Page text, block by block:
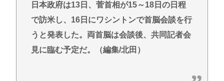
日本政府は13日、菅首相が15～18日の日程
で訪米し、16日にワシントンで首脳会談を行
うと発表した。両首脳は会談後、共同記者会
見に臨む予定だ。（編集/北田）